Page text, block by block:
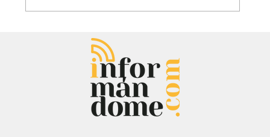
Audiencia de Maduro en Estados
Unidos: Debate por fondos para su
defensa marca el proceso